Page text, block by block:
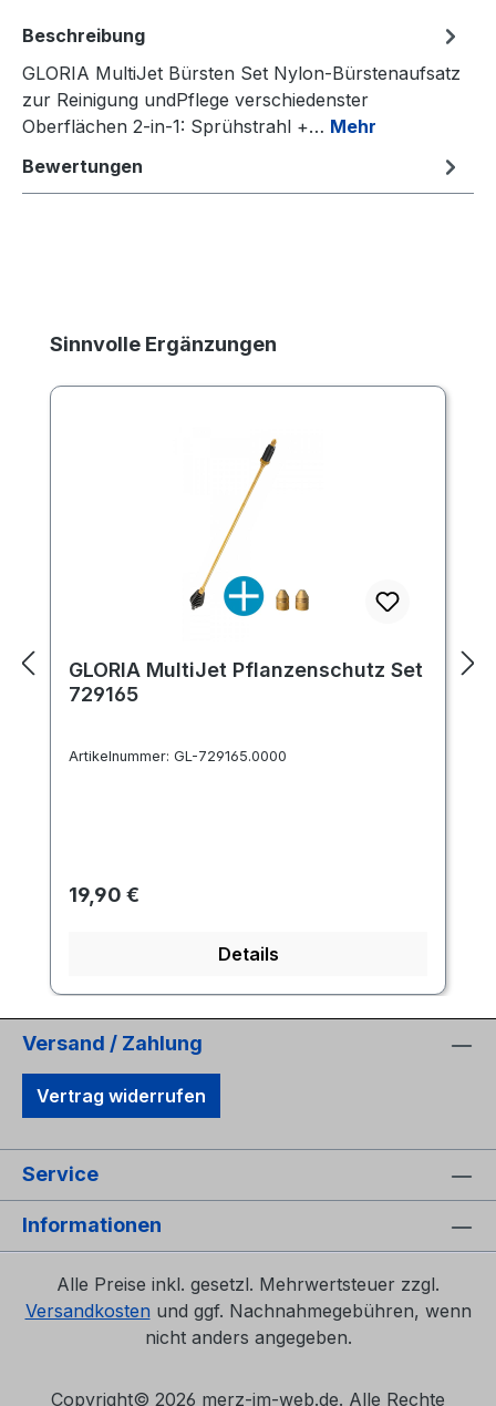
Beschreibung
GLORIA MultiJet Bürsten Set Nylon-Bürstenaufsatz
zur Reinigung undPflege verschiedenster
Oberflächen 2-in-1: Sprühstrahl +… Mehr
Bewertungen
Produktgalerie überspringen
Sinnvolle Ergänzungen
GLORIA MultiJet Pflanzenschutz Set
729165
Artikelnummer: GL-729165.0000
Regulärer Preis:
19,90 €
Details
Versand / Zahlung
Vertrag widerrufen
Service
Informationen
Alle Preise inkl. gesetzl. Mehrwertsteuer zzgl.
Versandkosten und ggf. Nachnahmegebühren, wenn
nicht anders angegeben.
Copyright© 2026 merz-im-web.de. Alle Rechte